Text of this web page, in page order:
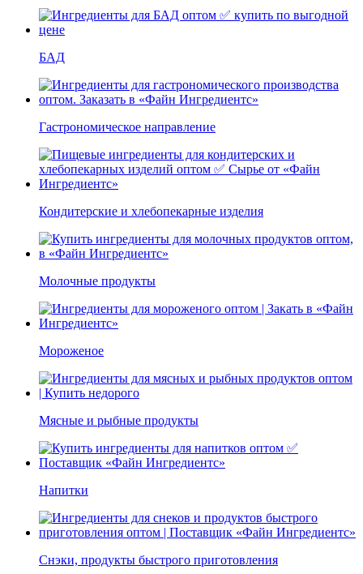
БАД
Гастрономическое направление
Кондитерские и хлебопекарные изделия
Молочные продукты
Мороженое
Мясные и рыбные продукты
Напитки
Снэки, продукты быстрого приготовления